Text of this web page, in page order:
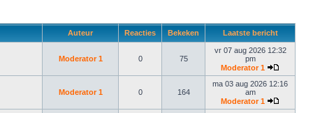
Auteur Reacties Bekeken Laatste bericht
Moderator 1 0 75
vr 07 aug 2026 12:32
pm
Moderator 1
Moderator 1 0 164
ma 03 aug 2026 12:16
am
Moderator 1